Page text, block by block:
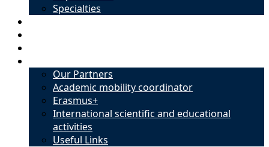
Specialties
Our Partners
Academic mobility coordinator
Erasmus+
International scientific and educational
activities
Useful Links